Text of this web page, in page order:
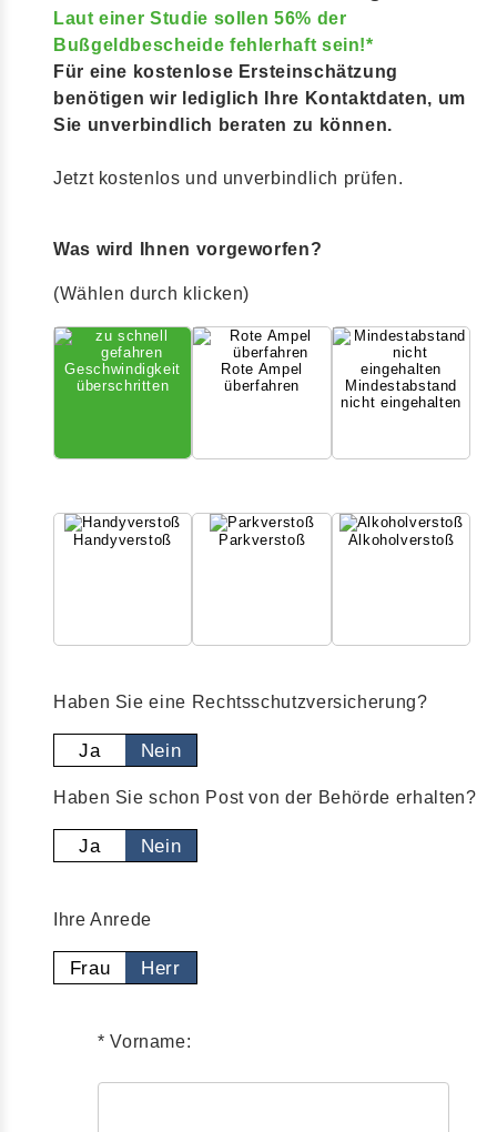
Laut einer Studie sollen 56% der
Bußgeldbescheide fehlerhaft sein!*
Für eine kostenlose Ersteinschätzung
benötigen wir lediglich Ihre Kontaktdaten, um
Sie unverbindlich beraten zu können.
Jetzt kostenlos und unverbindlich prüfen.
Was wird Ihnen vorgeworfen?
(Wählen durch klicken)
Geschwindigkeit
überschritten
Rote Ampel
überfahren
Mindestabstand
nicht eingehalten
Handyverstoß Parkverstoß Alkoholverstoß
Haben Sie eine Rechtsschutzversicherung?
Ja Nein
Haben Sie schon Post von der Behörde erhalten?
Ja Nein
Ihre Anrede
Frau Herr
* Vorname: